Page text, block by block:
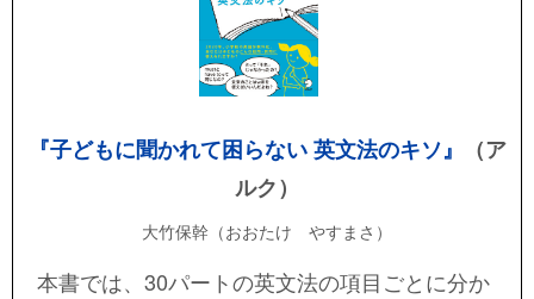
『子どもに聞かれて困らない 英文法のキソ』
（ア
ルク）
大竹保幹（おおたけ やすまさ）
本書では、30パートの英文法の項目ごとに分か